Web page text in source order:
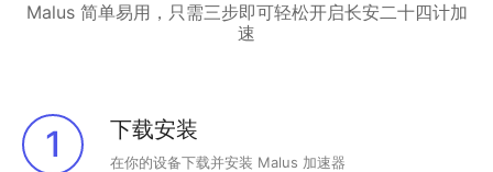
Malus 简单易用，只需三步即可轻松开启长安二十四计加
速
1 下载安装
在你的设备下载并安装 Malus 加速器